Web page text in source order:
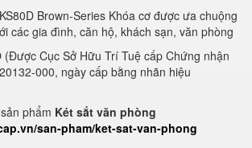
Brown-Series Khóa cơ được ưa chuộng
các gia đình, căn hộ, khách sạn, văn phòng
(Được Cục Sở Hữu Trí Tuệ cấp Chứng nhận
000, ngày cấp bằng nhãn hiệu
phẩm Két sắt văn phòng
san-pham/ket-sat-van-phong